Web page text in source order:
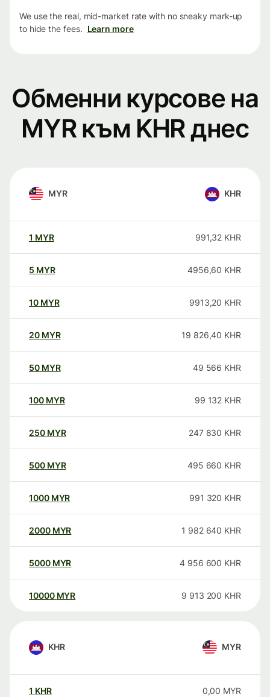
We use the real, mid-market rate with no sneaky mark-up
to hide the fees. Learn more
Обменни курсове на
MYR към KHR днес
MYR KHR
1 MYR 991,32 KHR
5 MYR 4956,60 KHR
10 MYR 9913,20 KHR
20 MYR 19 826,40 KHR
50 MYR 49 566 KHR
100 MYR 99 132 KHR
250 MYR 247 830 KHR
500 MYR 495 660 KHR
1000 MYR 991 320 KHR
2000 MYR 1 982 640 KHR
5000 MYR 4 956 600 KHR
10000 MYR 9 913 200 KHR
KHR MYR
1 KHR 0,00 MYR